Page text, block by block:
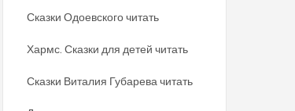
Сказки Одоевского читать
Хармс. Сказки для детей читать
Сказки Виталия Губарева читать